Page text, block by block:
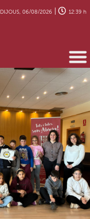
DIJOUS, 06/08/2026 12:39 h